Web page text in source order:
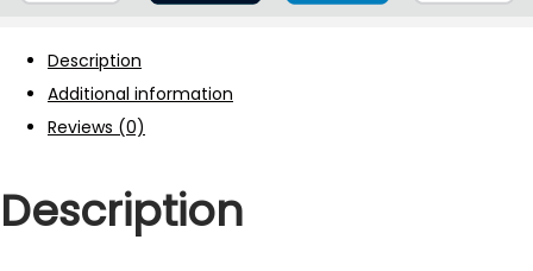
Description
Additional information
Reviews (0)
Description